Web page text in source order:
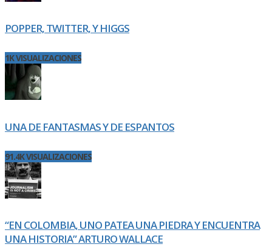
POPPER, TWITTER, Y HIGGS
1K VISUALIZACIONES
UNA DE FANTASMAS Y DE ESPANTOS
91.4K VISUALIZACIONES
“EN COLOMBIA, UNO PATEA UNA PIEDRA Y ENCUENTRA
UNA HISTORIA” ARTURO WALLACE